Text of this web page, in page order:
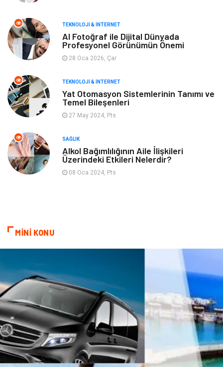
Tarım & Hayvancılık Moda
TEKNOLOJI & İNTERNET
AI Fotoğraf ile Dijital Dünyada
Profesyonel Görünümün Önemi
28 Oca 2026, Çar
TEKNOLOJI & İNTERNET
Yat Otomasyon Sistemlerinin Tanımı ve
Temel Bileşenleri
27 May 2024, Pts
SAĞLIK
Alkol Bağımlılığının Aile İlişkileri
Üzerindeki Etkileri Nelerdir?
08 Oca 2024, Pts
MİNİ KONU